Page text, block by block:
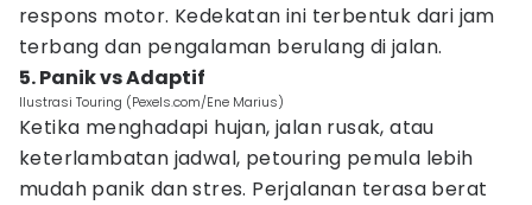
respons motor. Kedekatan ini terbentuk dari jam
terbang dan pengalaman berulang di jalan.
5. Panik vs Adaptif
Ilustrasi Touring (Pexels.com/Ene Marius)
Ketika menghadapi hujan, jalan rusak, atau
keterlambatan jadwal, petouring pemula lebih
mudah panik dan stres. Perjalanan terasa berat